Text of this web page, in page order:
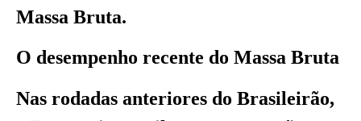
Massa Bruta.
O desempenho recente do Massa Bruta
Nas rodadas anteriores do Brasileirão,